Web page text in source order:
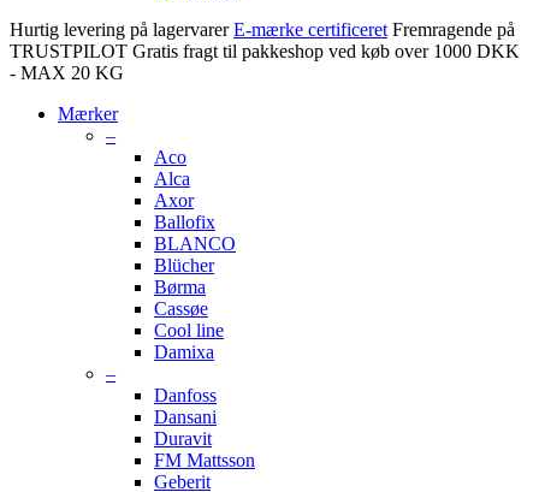
Hurtig levering på lagervarer E-mærke certificeret Fremragende på
TRUSTPILOT Gratis fragt til pakkeshop ved køb over 1000 DKK
- MAX 20 KG
Mærker
–
Aco
Alca
Axor
Ballofix
BLANCO
Blücher
Børma
Cassøe
Cool line
Damixa
–
Danfoss
Dansani
Duravit
FM Mattsson
Geberit